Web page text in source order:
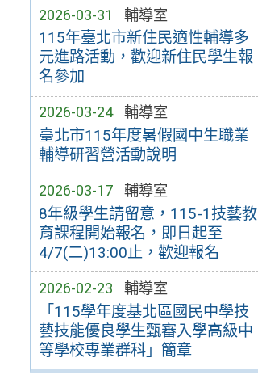
2026-03-31 輔導室
115年臺北市新住民適性輔導多
元進路活動，歡迎新住民學生報
名參加
2026-03-24 輔導室
臺北市115年度暑假國中生職業
輔導研習營活動說明
2026-03-17 輔導室
8年級學生請留意，115-1技藝教
育課程開始報名，即日起至
4/7(二)13:00止，歡迎報名
2026-02-23 輔導室
「115學年度基北區國民中學技
藝技能優良學生甄審入學高級中
等學校專業群科」簡章